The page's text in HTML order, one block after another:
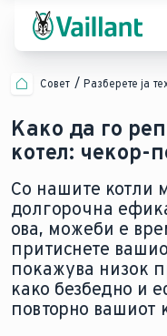
Совет Разберете ја
Како да го
котел: чекор-
Со нашите котли
долгорочна
ова, можеби е
притиснете
покажува низок
како безбедно и
повторно вашиот